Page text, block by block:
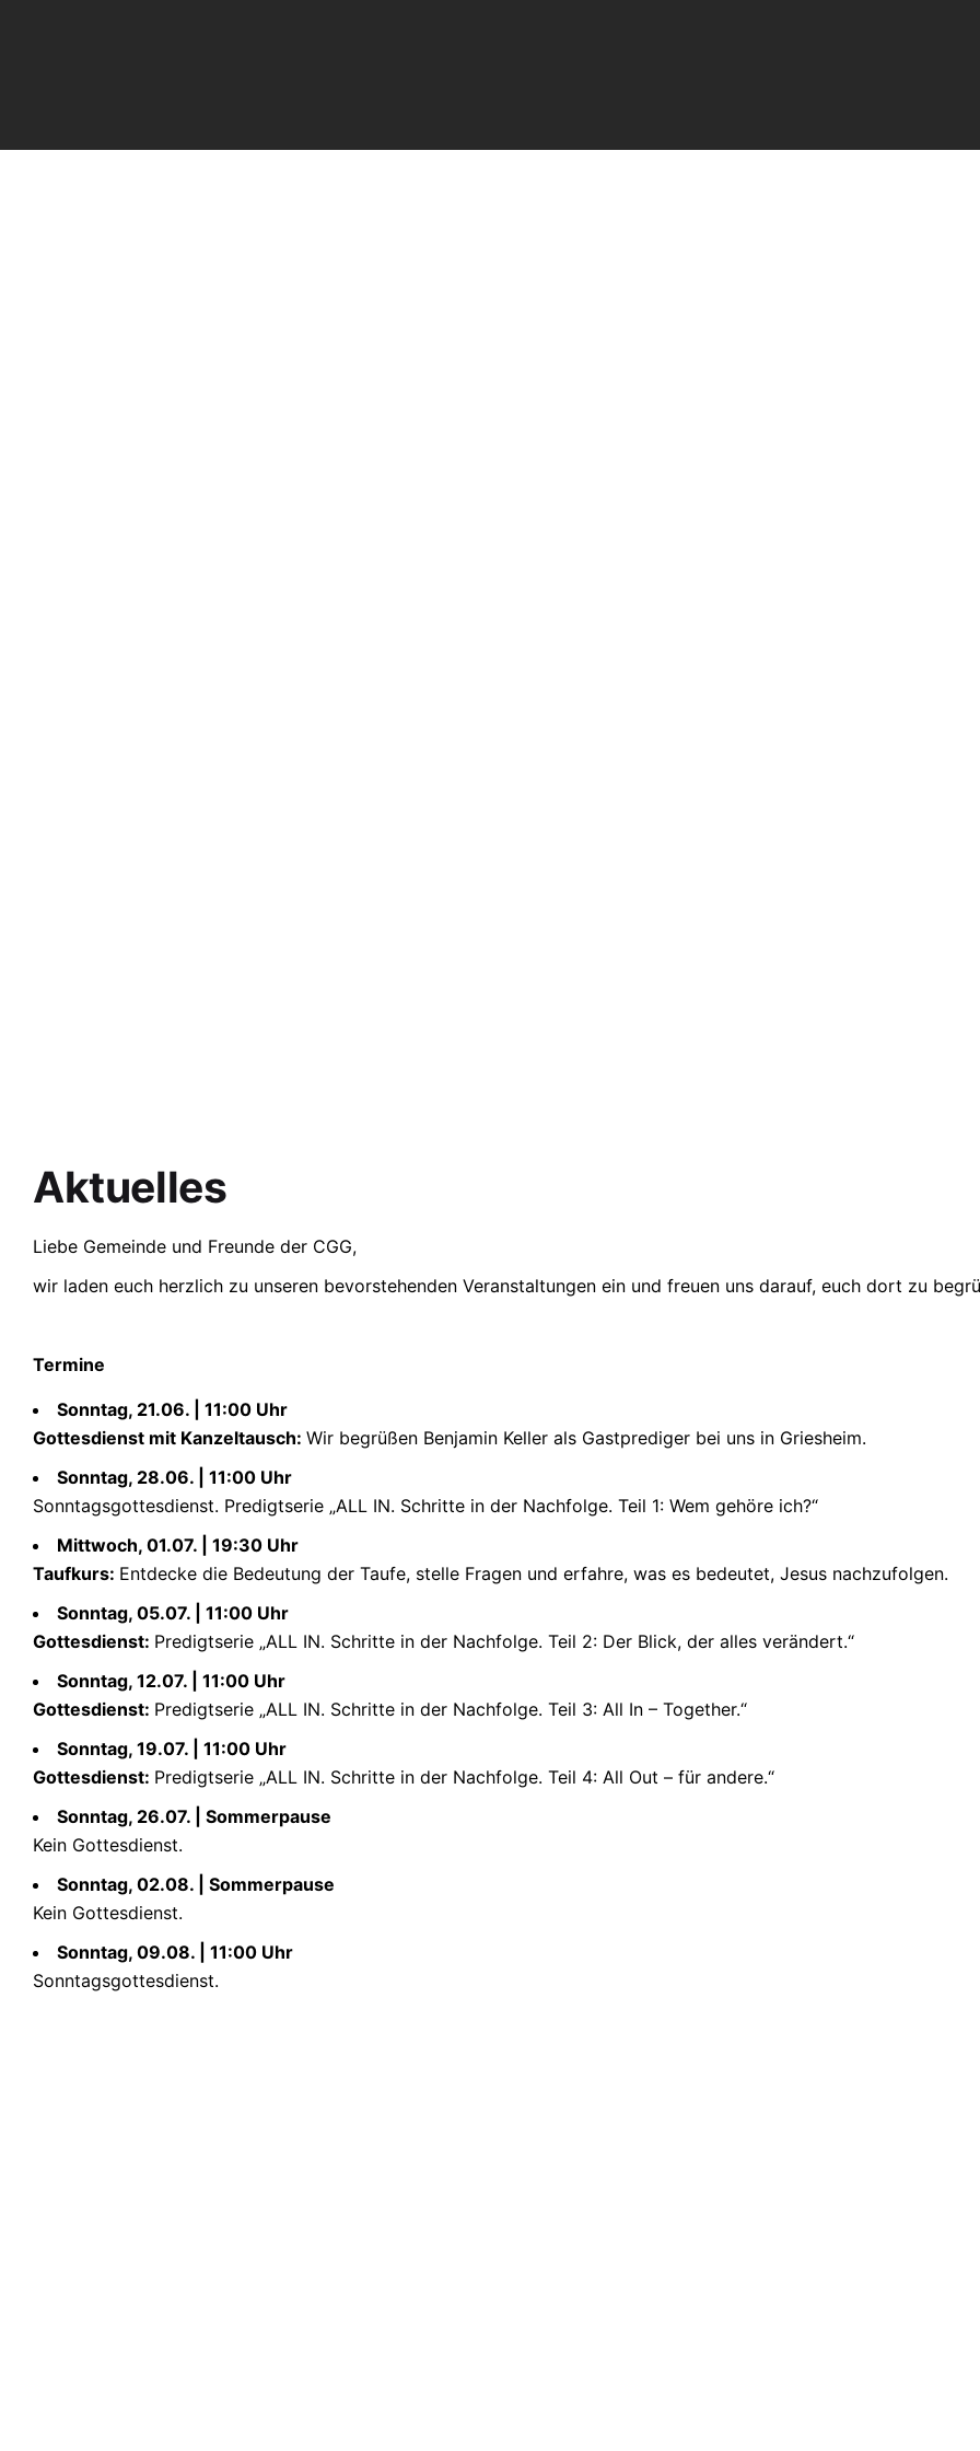
Aktuelles
Liebe Gemeinde und Freunde der CGG,
wir laden euch herzlich zu unseren bevorstehenden Veranstaltungen ein und freuen uns darauf, euch dort zu
Termine
Sonntag, 21.06. | 11:00 Uhr
Gottesdienst mit Kanzeltausch: Wir begrüßen Benjamin Keller als Gastprediger bei uns in Griesheim.
Sonntag, 28.06. | 11:00 Uhr
Sonntagsgottesdienst. Predigtserie „ALL IN. Schritte in der Nachfolge. Teil 1: Wem gehöre ich?“
Mittwoch, 01.07. | 19:30 Uhr
Taufkurs: Entdecke die Bedeutung der Taufe, stelle Fragen und erfahre, was es bedeutet, Jesus nachzufolgen.
Sonntag, 05.07. | 11:00 Uhr
Gottesdienst: Predigtserie „ALL IN. Schritte in der Nachfolge. Teil 2: Der Blick, der alles verändert.“
Sonntag, 12.07. | 11:00 Uhr
Gottesdienst: Predigtserie „ALL IN. Schritte in der Nachfolge. Teil 3: All In – Together.“
Sonntag, 19.07. | 11:00 Uhr
Gottesdienst: Predigtserie „ALL IN. Schritte in der Nachfolge. Teil 4: All Out – für andere.“
Sonntag, 26.07. | Sommerpause
Kein Gottesdienst.
Sonntag, 02.08. | Sommerpause
Kein Gottesdienst.
Sonntag, 09.08. | 11:00 Uhr
Sonntagsgottesdienst.